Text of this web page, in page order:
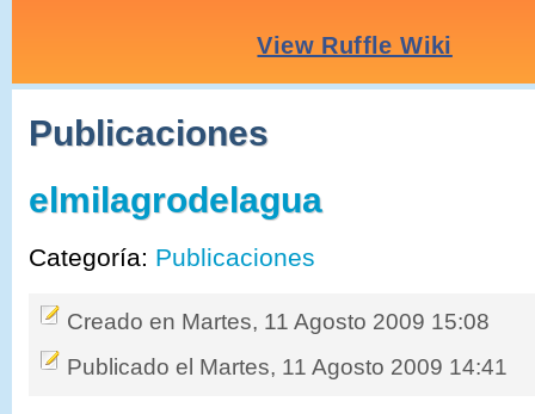
Publicaciones
elmilagrodelagua
Categoría: Publicaciones
Creado en Martes, 11 Agosto 2009 15:08
Publicado el Martes, 11 Agosto 2009 14:41